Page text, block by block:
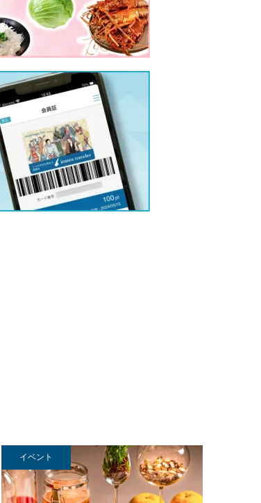
イベント